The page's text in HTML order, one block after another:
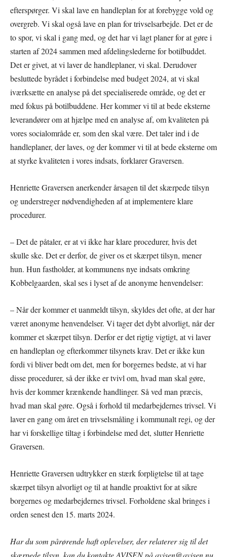
efterspørger. Vi skal lave en handleplan for at forebygge vold og
overgreb. Vi skal også lave en plan for trivselsarbejde. Det er de
to spor, vi skal i gang med, og det har vi lagt planer for at gøre i
starten af 2024 sammen med afdelingslederne for botilbuddet.
Det er givet, at vi laver de handleplaner, vi skal. Derudover
besluttede byrådet i forbindelse med budget 2024, at vi skal
iværksætte en analyse på det specialiserede område, og det er
med fokus på botilbuddene. Her kommer vi til at bede eksterne
leverandører om at hjælpe med en analyse af, om kvaliteten på
vores socialområde er, som den skal være. Det taler ind i de
handleplaner, der laves, og der kommer vi til at bede eksterne om
at styrke kvaliteten i vores indsats, forklarer Graversen.
Henriette Graversen anerkender årsagen til det skærpede tilsyn
og understreger nødvendigheden af at implementere klare
procedurer.
– Det de påtaler, er at vi ikke har klare procedurer, hvis det
skulle ske. Det er derfor, de giver os et skærpet tilsyn, mener
hun. Hun fastholder, at kommunens nye indsats omkring
Kobbelgaarden, skal ses i lyset af de anonyme henvendelser:
– Når der kommer et uanmeldt tilsyn, skyldes det ofte, at der har
været anonyme henvendelser. Vi tager det dybt alvorligt, når der
kommer et skærpet tilsyn. Derfor er det rigtig vigtigt, at vi laver
en handleplan og efterkommer tilsynets krav. Det er ikke kun
fordi vi bliver bedt om det, men for borgernes bedste, at vi har
disse procedurer, så der ikke er tvivl om, hvad man skal gøre,
hvis der kommer krænkende handlinger. Så ved man præcis,
hvad man skal gøre. Også i forhold til medarbejdernes trivsel. Vi
laver en gang om året en trivselsmåling i kommunalt regi, og der
har vi forskellige tiltag i forbindelse med det, slutter Henriette
Graversen.
Henriette Graversen udtrykker en stærk forpligtelse til at tage
skærpet tilsyn alvorligt og til at handle proaktivt for at sikre
borgernes og medarbejdernes trivsel. Forholdene skal bringes i
orden senest den 15. marts 2024.
Har du som pårørende haft oplevelser, der relaterer sig til det
skærpede tilsyn, kan du kontakte AVISEN på avisen@avisen.nu.